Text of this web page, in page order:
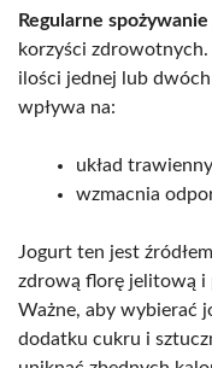
Regularne
korzyści
ilości jednej lub
wpływa na:
układ
wzmacnia
Jogurt ten jest źródłem
zdrową florę jelitową i
Ważne, aby wybierać
dodatku cukru i